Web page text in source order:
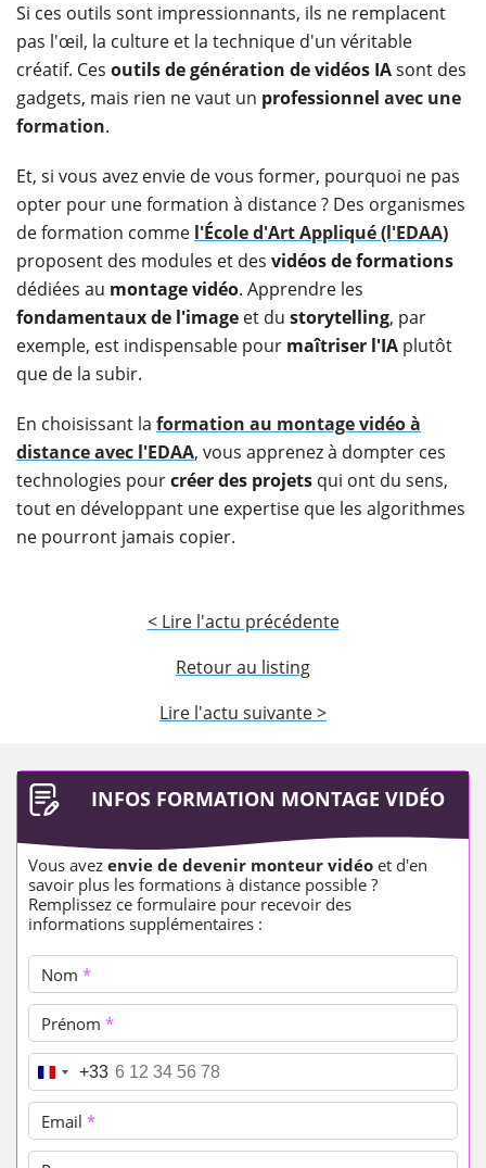
Si ces outils sont impressionnants, ils ne remplacent
pas l'œil, la culture et la technique d'un véritable
créatif. Ces outils de génération de vidéos IAsont des
gadgets, mais rien ne vaut un professionnel avec une
formation.
Et, si vous avez envie de vous former, pourquoi ne pas
opter pour une formation à distance ? Des organismes
de formation comme l'École d'Art Appliqué (l'EDAA)
proposent des modules et des vidéos de formations
dédiées au montage vidéo. Apprendre les
fondamentaux de l'image et du storytelling, par
exemple, est indispensable pour maîtriser l'IA plutôt
que de la subir.
En choisissant la formation au montage vidéo à
distance avec l'EDAA, vous apprenez à dompter ces
technologies pourcréer des projets qui ont du sens,
tout en développant une expertise que les algorithmes
ne pourront jamais copier.
< Lire l'actu précédente
Retour au listing
Lire l'actu suivante >
INFOS FORMATION MONTAGE VIDÉO
Vous avez envie de devenir monteur vidéo et d'en
savoir plus les formations à distance possible ?
Remplissez ce formulaire pour recevoir des
informations supplémentaires :
Nom *
Prénom *
Téléphone *
+33
Email *